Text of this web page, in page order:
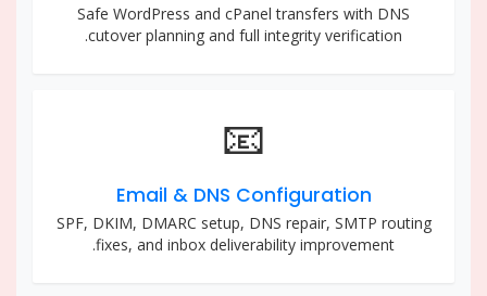
Safe WordPress and cPanel transfers with DNS
cutover planning and full integrity verification.
📧
Email & DNS Configuration
SPF, DKIM, DMARC setup, DNS repair, SMTP routing
fixes, and inbox deliverability improvement.